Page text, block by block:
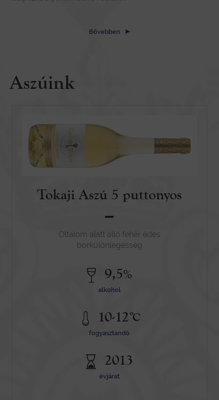
Bővebben
Aszúink
Tokaji Aszú 5 puttonyos
-
Oltalom alatt álló fehér édes
borkülönlegesség
9,5%
alkohol
10-12ºC
fogyasztandó
2013
évjárat